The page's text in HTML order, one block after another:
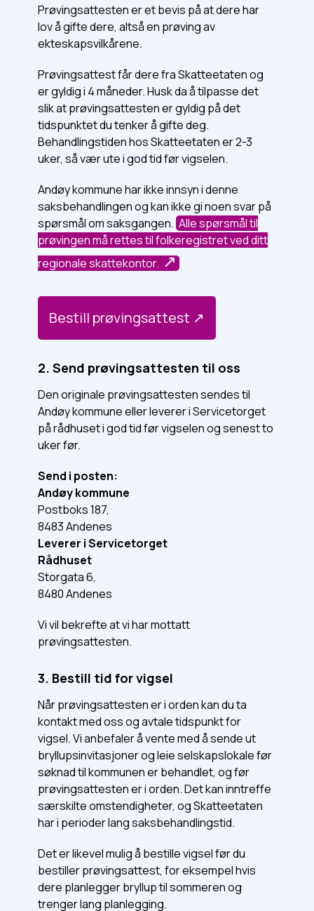
Prøvingsattesten er et bevis på at dere har
lov å gifte dere, altså en prøving av
ekteskapsvilkårene.
Prøvingsattest får dere fra Skatteetaten og
er gyldig i 4 måneder. Husk da å tilpasse det
slik at prøvingsattesten er gyldig på det
tidspunktet du tenker å gifte deg.
Behandlingstiden hos Skatteetaten er 2-3
uker, så vær ute i god tid før vigselen.
Andøy kommune har ikke innsyn i denne
saksbehandlingen og kan ikke gi noen svar på
spørsmål om saksgangen.Alle spørsmål til
prøvingen må rettes til folkeregistret ved ditt
regionale skattekontor.
Bestill prøvingsattest
2. Send prøvingsattesten til oss
Den originale prøvingsattesten sendes til
Andøy kommune eller leverer i Servicetorget
på rådhuset i god tid før vigselen og senest to
uker før.
Send i posten:
Andøy kommune
Postboks 187,
8483 Andenes
Leverer i Servicetorget
Rådhuset
Storgata 6,
8480 Andenes
Vi vil bekrefte at vi har mottatt
prøvingsattesten.
3. Bestill tid for vigsel
Når prøvingsattesten er i orden kan du ta
kontakt med oss og avtale tidspunkt for
vigsel. Vi anbefaler å vente med å sende ut
bryllupsinvitasjoner og leie selskapslokale før
søknad til kommunen er behandlet, og før
prøvingsattesten er i orden. Det kan inntreffe
særskilte omstendigheter, og Skatteetaten
har i perioder lang saksbehandlingstid.
Det er likevel mulig å bestille vigsel før du
bestiller prøvingsattest, for eksempel hvis
dere planlegger bryllup til sommeren og
trenger lang planlegging.